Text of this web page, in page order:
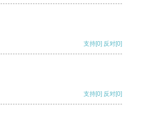
支持[0] 反对[0]
支持[0] 反对[0]